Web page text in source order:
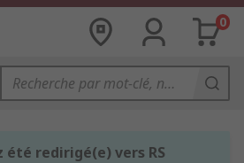
0
été redirigé(e) vers RS